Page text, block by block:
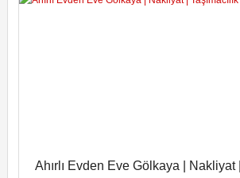
Ahırlı Evden Eve Gölkaya | Nakliyat |